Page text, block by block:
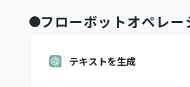
フローボットオペレー
テキストを生成